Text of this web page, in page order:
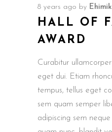
8 years ago by
HALL OF
AWARD
Curabitur
eget dui. Etiam
tempus, tellus eget
sem quam semper
adipiscing sem